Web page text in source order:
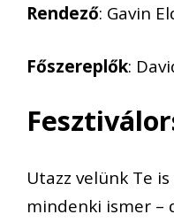
Rendező: Gavin
Főszereplők:
Utazz velünk Te
mindenki ismer –